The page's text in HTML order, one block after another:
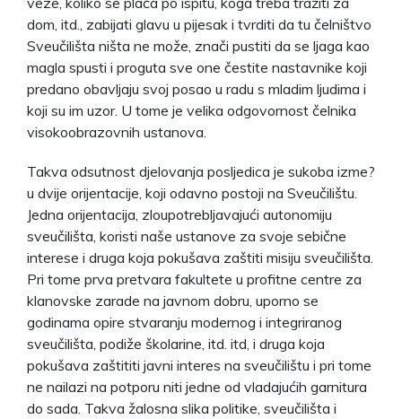
dom, itd., zabijati glavu u pijesak i tvrditi da tu čelništvo
Sveučilišta ništa ne može, znači pustiti da se ljaga kao
magla spusti i proguta sve one čestite nastavnike koji
predano obavljaju svoj posao u radu s mladim ljudima i
koji su im uzor. U tome je velika odgovornost čelnika
visokoobrazovnih ustanova.
Takva odsutnost djelovanja posljedica je sukoba izme?
u dvije orijentacije, koji odavno postoji na Sveučilištu.
Jedna orijentacija, zloupotrebljavajući autonomiju
sveučilišta, koristi naše ustanove za svoje sebične
interese i druga koja pokušava zaštiti misiju sveučilišta.
Pri tome prva pretvara fakultete u profitne centre za
klanovske zarade na javnom dobru, uporno se
godinama opire stvaranju modernog i integriranog
sveučilišta, podiže školarine, itd. itd, i druga koja
pokušava zaštititi javni interes na sveučilištu i pri tome
ne nailazi na potporu niti jedne od vladajućih garnitura
do sada. Takva žalosna slika politike, sveučilišta i